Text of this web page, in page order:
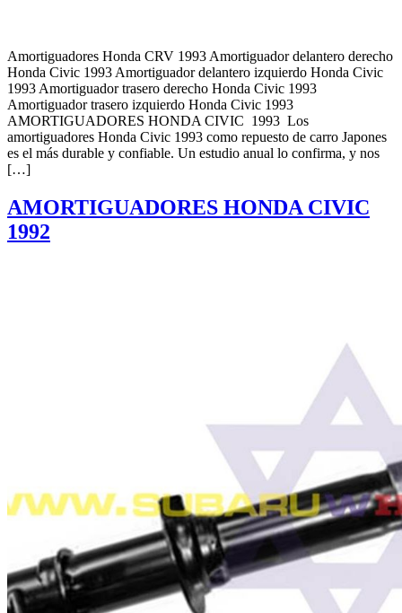
Amortiguadores Honda CRV 1993 Amortiguador delantero derecho
Honda Civic 1993 Amortiguador delantero izquierdo Honda Civic
1993 Amortiguador trasero derecho Honda Civic 1993
Amortiguador trasero izquierdo Honda Civic 1993
AMORTIGUADORES HONDA CIVIC 1993 Los
amortiguadores Honda Civic 1993 como repuesto de carro Japones
es el más durable y confiable. Un estudio anual lo confirma, y nos
[…]
AMORTIGUADORES HONDA CIVIC
1992